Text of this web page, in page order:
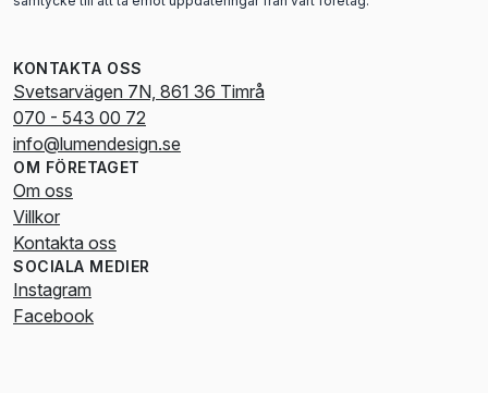
KONTAKTA OSS
Svetsarvägen 7N, 861 36 Timrå
070 - 543 00 72
info@lumendesign.se
OM FÖRETAGET
Om oss
Villkor
Kontakta oss
SOCIALA MEDIER
Instagram
Facebook